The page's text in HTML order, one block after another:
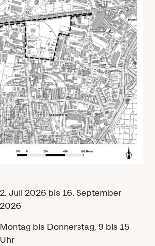
2. Juli 2026 bis 16. September
2026
Montag bis Donnerstag, 9 bis 15
Uhr